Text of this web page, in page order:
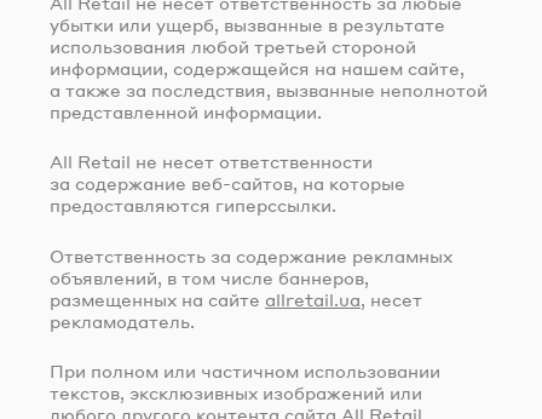
убытки или ущерб, вызванные в результате
использования любой третьей стороной
информации, содержащейся на нашем сайте,
а также за последствия, вызванные неполнотой
представленной информации.
All Retail не несет ответственности
за содержание веб-сайтов, на которые
предоставляются гиперссылки.
Ответственность за содержание рекламных
объявлений, в том числе баннеров,
размещенных на сайте allretail.ua , несет
рекламодатель.
При полном или частичном использовании
текстов, эксклюзивных изображений или
любого другого контента сайта All Retail,